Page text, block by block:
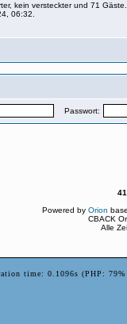
kein versteckter und 71 Gäste.
06:32.
Passwort:
Orion
CBACK